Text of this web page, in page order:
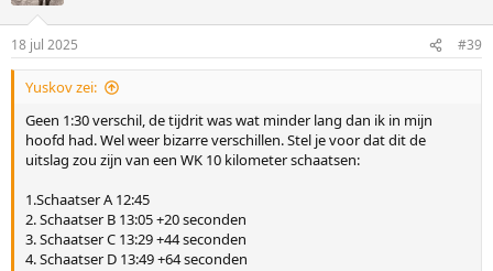
18 jul 2025 #39
Yuskov zei:
Geen 1:30 verschil, de tijdrit was wat minder lang dan ik in mijn
hoofd had. Wel weer bizarre verschillen. Stel je voor dat dit de
uitslag zou zijn van een WK 10 kilometer schaatsen:
1.Schaatser A 12:45
2. Schaatser B 13:05 +20 seconden
3. Schaatser C 13:29 +44 seconden
4. Schaatser D 13:49 +64 seconden